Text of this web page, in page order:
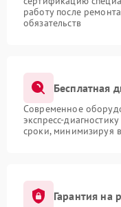
работу после
обязательств
Бесплатная
Современное
экспресс-
сроки, минимизируя
Гарантия на